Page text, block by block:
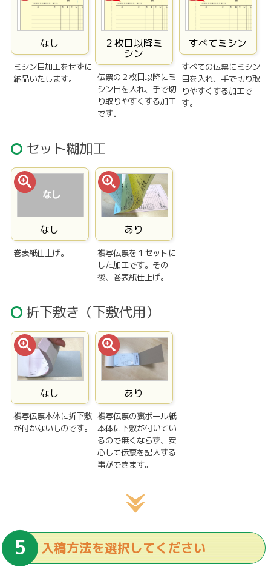
なし
ミシン目加工をせずに
納品いたします。
２枚目以降ミ
シン
伝票の２枚目以降にミ
シン目を入れ、手で切
り取りやすくする加工
です。
すべてミシン
すべての伝票にミシン
目を入れ、手で切り取
りやすくする加工で
す。
セット糊加工
なし
巻表紙仕上げ。
あり
複写伝票を１セットに
した加工です。その
後、巻表紙仕上げ。
折下敷き（下敷代用）
なし
複写伝票本体に折下敷
が付かないものです。
あり
複写伝票の裏ボール紙
本体に下敷が付いてい
るので無くならず、安
心して伝票を記入する
事ができます。
入稿方法を選択してください